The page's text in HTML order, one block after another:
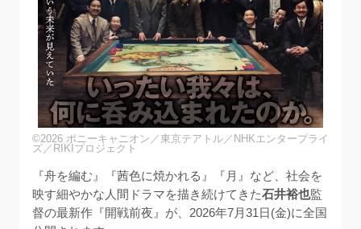
©2026 ポニーキャニオン／東京テアトル／NHKエンタープライ
ズ／RIKIプロジェクト
『舟を編む』『茜色に焼かれる』『月』など、社会を
映す細やかな人間ドラマを描き続けてきた石井裕也監
督の最新作『開戦前夜』が、2026年7月31日(金)に全国